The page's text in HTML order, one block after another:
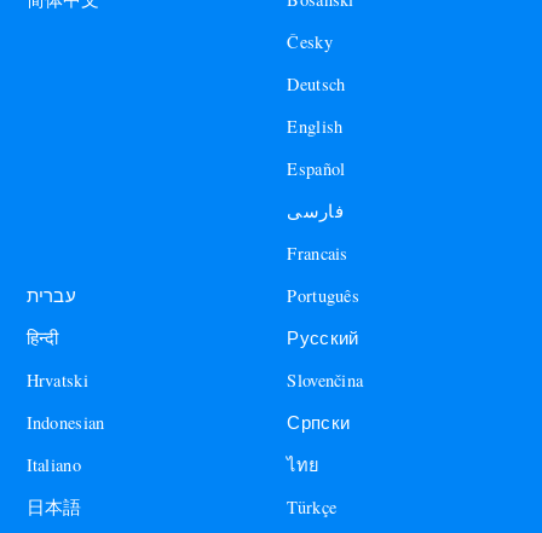
Česky
Deutsch
English
Español
فارسی
Francais
עברית
हिन्दी
Hrvatski
Indonesian
Italiano
日本語
Português
Русский
Slovenčina
Српски
ไทย
Türkçe